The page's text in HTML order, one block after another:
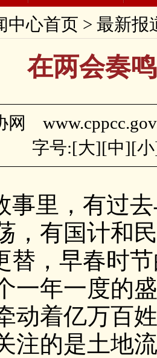
中心首页 > 最新报
在两会奏
网
字号:[大][中][小
事里，有过
，有国计和
替，早春时
一年一度的
动着亿万百
注的是土地